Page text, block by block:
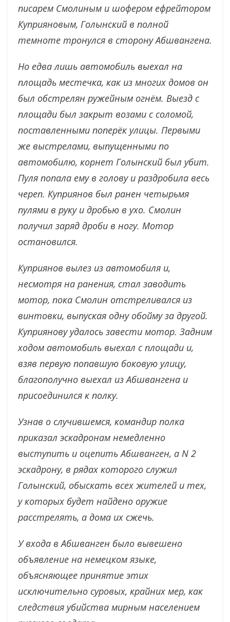
писарем Смолиным и шофером ефрейтором
Куприяновым, Голынский в полной
темноте тронулся в сторону Абшвангена.
Но едва лишь автомобиль выехал на
площадь местечка, как из многих домов он
был обстрелян ружейным огнём. Выезд с
площади был закрыт возами с соломой,
поставленными поперёк улицы. Первыми
же выстрелами, выпущенными по
автомобилю, корнет Голынский был убит.
Пуля попала ему в голову и раздробила весь
череп. Куприянов был ранен четырьмя
пулями в руку и дробью в ухо. Смолин
получил заряд дроби в ногу. Мотор
остановился.
Куприянов вылез из автомобиля и,
несмотря на ранения, стал заводить
мотор, пока Смолин отстреливался из
винтовки, выпуская одну обойму за другой.
Куприянову удалось завести мотор. Задним
ходом автомобиль выехал с площади и,
взяв первую попавшую боковую улицу,
благополучно выехал из Абшвангена и
присоединился к полку.
Узнав о случившемся, командир полка
приказал эскадронам немедленно
выступить и оцепить Абшванген, а N 2
эскадрону, в рядах которого служил
Голынский, обыскать всех жителей и тех,
у которых будет найдено оружие
расстрелять, а дома их сжечь.
У входа в Абшванген было вывешено
объявление на немецком языке,
объясняющее принятие этих
исключительно суровых, крайних мер, как
следствия убийства мирным населением